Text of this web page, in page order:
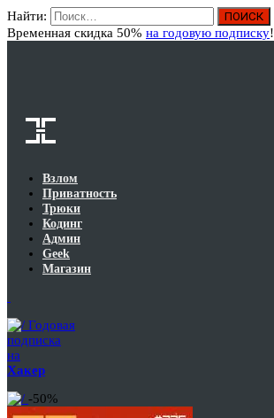
Найти:
Временная скидка 50% на годовую подписку!
Взлом
Приватность
Трюки
Кодинг
Админ
Geek
Магазин
Годовая
подписка
на
Хакер
-50%